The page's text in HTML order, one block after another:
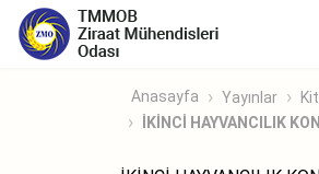
Anasayfa Yayınlar
İKİNCİ HAYVANCILIK